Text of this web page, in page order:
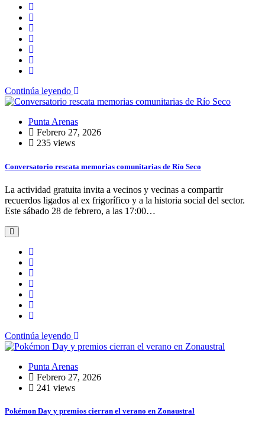
Continúa leyendo
Punta Arenas
Febrero 27, 2026
235 views
Conversatorio rescata memorias comunitarias de Río Seco
La actividad gratuita invita a vecinos y vecinas a compartir
recuerdos ligados al ex frigorífico y a la historia social del sector.
Este sábado 28 de febrero, a las 17:00…
Continúa leyendo
Punta Arenas
Febrero 27, 2026
241 views
Pokémon Day y premios cierran el verano en Zonaustral